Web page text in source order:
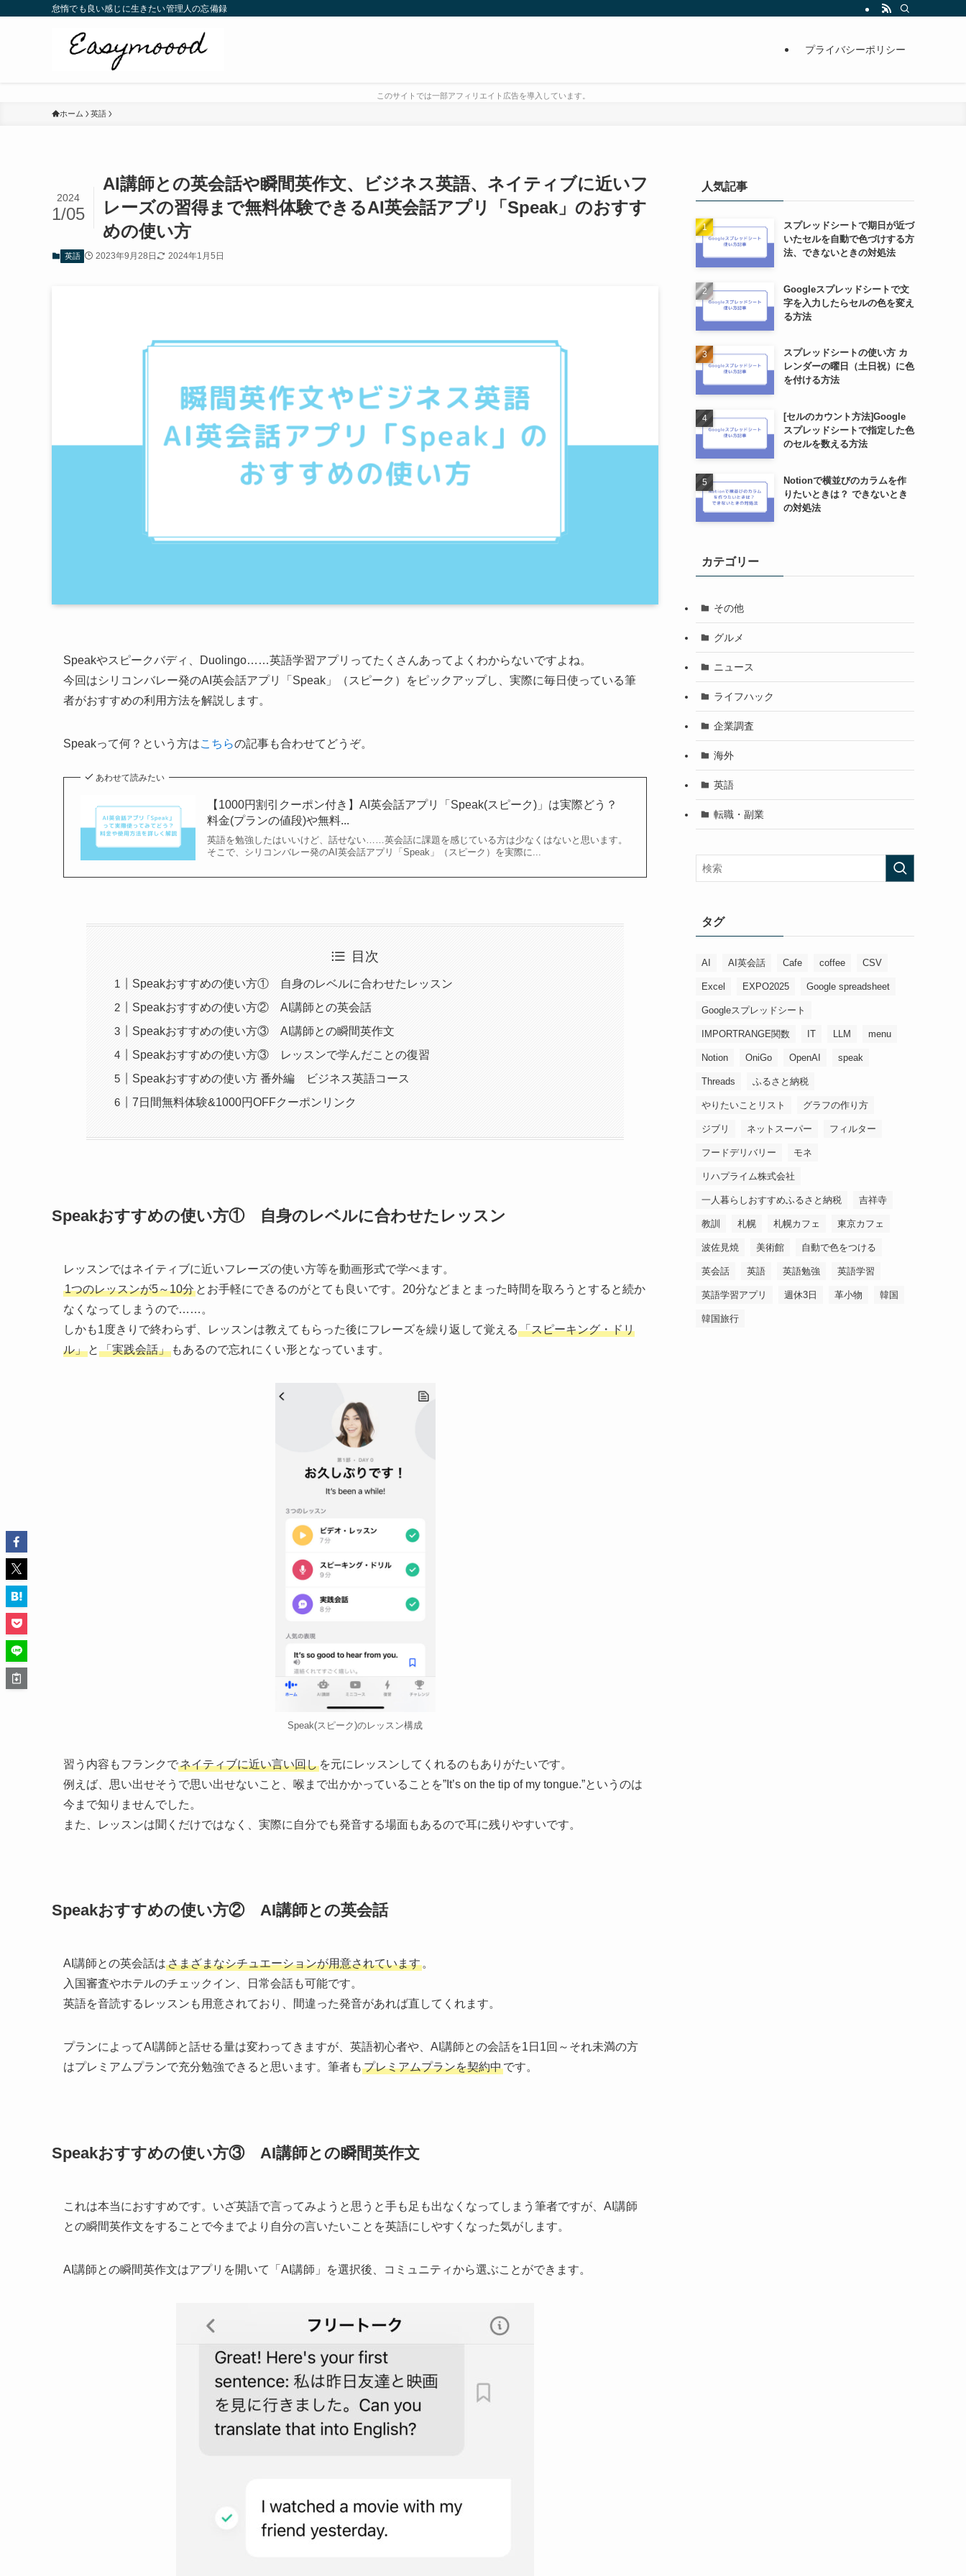
怠惰でも良い感じに生きたい管理人の忘備録
プライバシーポリシー
このサイトでは一部アフィリエイト広告を導入しています。
ホーム 英語
AI講師との英会話や瞬間英作文、ビジネス英語、ネイティブに近いフ
レーズの習得まで無料体験できるAI英会話アプリ「Speak」のおすす
めの使い方
2024
1/05
英語 2023年9月28日 2024年1月5日
Speakやスピークバディ、Duolingo……英語学習アプリってたくさんあってよくわからないですよね。
今回はシリコンバレー発のAI英会話アプリ「Speak」（スピーク）をピックアップし、実際に毎日使っている筆
者がおすすめの利用方法を解説します。
Speakって何？という方はこちらの記事も合わせてどうぞ。
あわせて読みたい
【1000円割引クーポン付き】AI英会話アプリ「Speak(スピーク)」は実際どう？
料金(プランの値段)や無料...
英語を勉強したはいいけど、話せない……英会話に課題を感じている方は少なくはないと思います。
そこで、シリコンバレー発のAI英会話アプリ「Speak」（スピーク）を実際に...
目次
Speakおすすめの使い方① 自身のレベルに合わせたレッスン
Speakおすすめの使い方② AI講師との英会話
Speakおすすめの使い方③ AI講師との瞬間英作文
Speakおすすめの使い方③ レッスンで学んだことの復習
Speakおすすめの使い方 番外編 ビジネス英語コース
7日間無料体験&1000円OFFクーポンリンク
Speakおすすめの使い方① 自身のレベルに合わせたレッスン
レッスンではネイティブに近いフレーズの使い方等を動画形式で学べます。
1つのレッスンが5～10分 とお手軽にできるのがとても良いです。20分などまとまった時間を取ろうとすると続か
なくなってしまうので……。
しかも1度きりで終わらず、レッスンは教えてもらった後にフレーズを繰り返して覚える 「スピーキング・ドリ
ル」 と 「実践会話」 もあるので忘れにくい形となっています。
Speak(スピーク)のレッスン構成
習う内容もフランクでネイティブに近い言い回し を元にレッスンしてくれるのもありがたいです。
例えば、思い出せそうで思い出せないこと、喉まで出かかっていることを”It’s on the tip of my tongue.”というのは
今まで知りませんでした。
また、レッスンは聞くだけではなく、実際に自分でも発音する場面もあるので耳に残りやすいです。
Speakおすすめの使い方② AI講師との英会話
AI講師との英会話はさまざまなシチュエーションが用意されています 。
入国審査やホテルのチェックイン、日常会話も可能です。
英語を音読するレッスンも用意されており、間違った発音があれば直してくれます。
プランによってAI講師と話せる量は変わってきますが、英語初心者や、AI講師との会話を1日1回～それ未満の方
はプレミアムプランで充分勉強できると思います。筆者も プレミアムプランを契約中です。
Speakおすすめの使い方③ AI講師との瞬間英作文
これは本当におすすめです。いざ英語で言ってみようと思うと手も足も出なくなってしまう筆者ですが、AI講師
との瞬間英作文をすることで今までより自分の言いたいことを英語にしやすくなった気がします。
AI講師との瞬間英作文はアプリを開いて「AI講師」を選択後、コミュニティから選ぶことができます。
人気記事
スプレッドシートで期日が近づ
いたセルを自動で色づけする方
法、できないときの対処法
Googleスプレッドシートで文
字を入力したらセルの色を変え
る方法
スプレッドシートの使い方 カ
レンダーの曜日（土日祝）に色
を付ける方法
[セルのカウント方法]Google
スプレッドシートで指定した色
のセルを数える方法
Notionで横並びのカラムを作
りたいときは？ できないとき
の対処法
カテゴリー
その他
グルメ
ニュース
ライフハック
企業調査
海外
英語
転職・副業
タグ
AI AI英会話 Cafe coffee CSV
Excel EXPO2025 Google spreadsheet
Googleスプレッドシート
IMPORTRANGE関数 IT LLM menu
Notion OniGo OpenAI speak
Threads ふるさと納税
やりたいことリスト グラフの作り方
ジブリ ネットスーパー フィルター
フードデリバリー モネ
リハプライム株式会社
一人暮らしおすすめふるさと納税 吉祥寺
教訓 札幌 札幌カフェ 東京カフェ
波佐見焼 美術館 自動で色をつける
英会話 英語 英語勉強 英語学習
英語学習アプリ 週休3日 革小物 韓国
韓国旅行